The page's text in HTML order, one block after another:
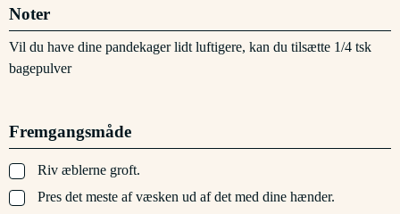
Noter
Vil du have dine pandekager lidt luftigere, kan du tilsætte 1/4 tsk
bagepulver
Fremgangsmåde
▢
Riv æblerne groft.
▢
Pres det meste af væsken ud af det med dine hænder.